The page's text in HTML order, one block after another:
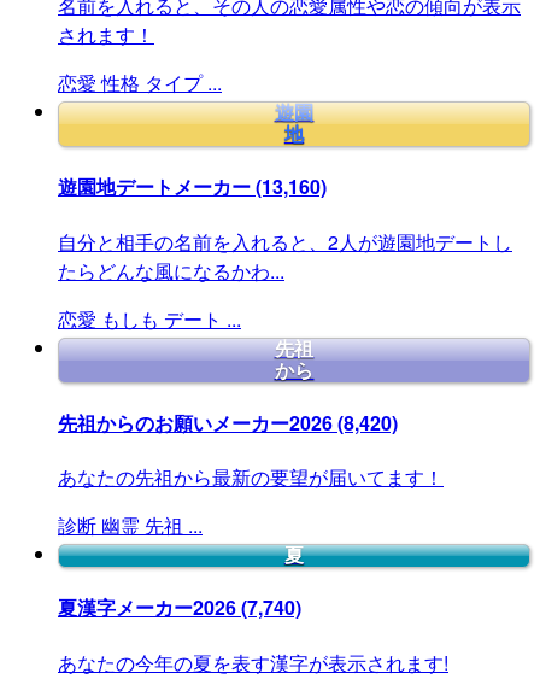
されます！
恋愛 性格 タイプ ...
遊園
地
遊園地デートメーカー(13,160)
自分と相手の名前を入れると、2人が遊園地デートし
たらどんな風になるかわ...
恋愛 もしも デート ...
先祖
から
先祖からのお願いメーカー2026(8,420)
あなたの先祖から最新の要望が届いてます！
診断 幽霊 先祖 ...
夏
夏漢字メーカー2026(7,740)
あなたの今年の夏を表す漢字が表示されます!